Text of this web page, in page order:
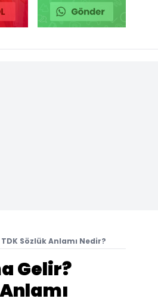
Sözlük Anlamı Nedir?
Gelir?